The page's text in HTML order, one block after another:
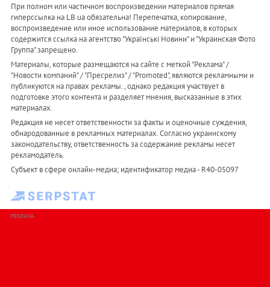
При полном или частичном воспроизведении материалов прямая
гиперссылка на LB.ua обязательна! Перепечатка, копирование,
воспроизведение или иное использование материалов, в которых
содержится ссылка на агентство "Українськi Новини" и "Украинская Фото
Группа" запрещено.
Материалы, которые размещаются на сайте с меткой "Реклама" /
"Новости компаний" / "Пресрелиз" / "Promoted", являются рекламными и
публикуются на правах рекламы. , однако редакция участвует в
подготовке этого контента и разделяет мнения, высказанные в этих
материалах.
Редакция не несет ответственности за факты и оценочные суждения,
обнародованные в рекламных материалах. Согласно украинскому
законодательству, ответственность за содержание рекламы несет
рекламодатель.
Субъект в сфере онлайн-медиа; идентификатор медиа - R40-05097
РЕКЛАМА